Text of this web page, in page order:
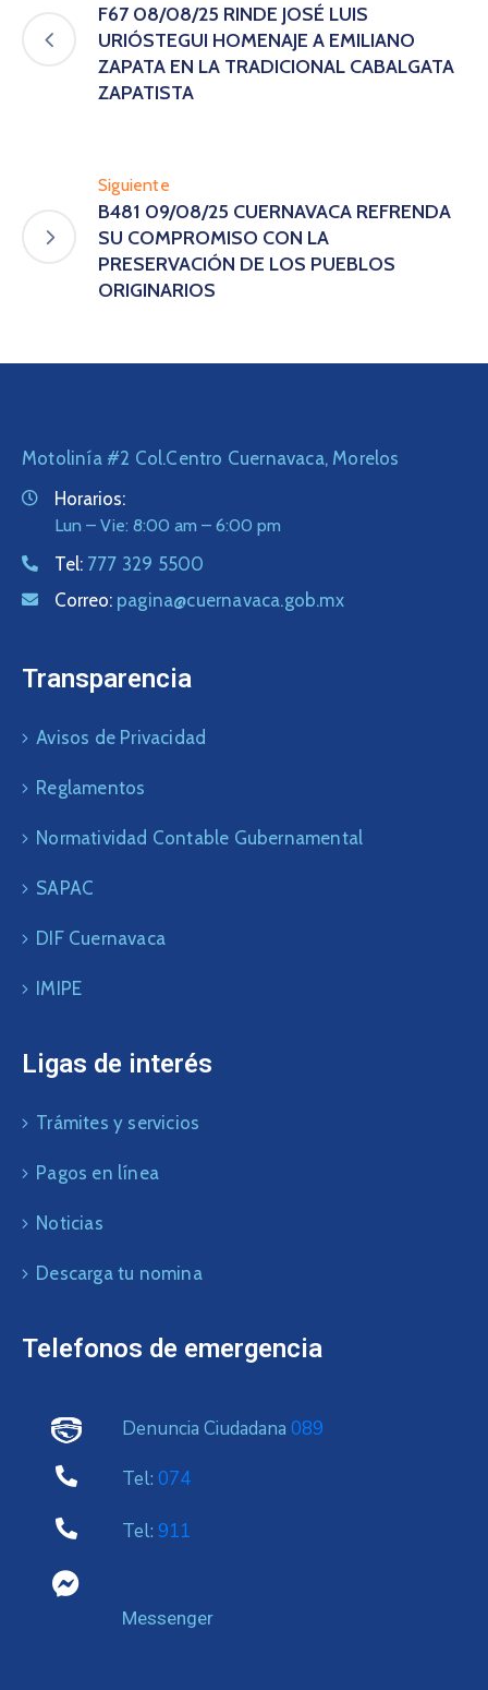
F67 08/08/25 RINDE JOSÉ LUIS
URIÓSTEGUI HOMENAJE A EMILIANO
ZAPATA EN LA TRADICIONAL CABALGATA
ZAPATISTA
Siguiente
B481 09/08/25 CUERNAVACA REFRENDA
SU COMPROMISO CON LA
PRESERVACIÓN DE LOS PUEBLOS
ORIGINARIOS
Motolinía #2 Col.Centro Cuernavaca, Morelos
Horarios:
Lun – Vie: 8:00 am – 6:00 pm
Tel: 777 329 5500
Correo: pagina@cuernavaca.gob.mx
Transparencia
Avisos de Privacidad
Reglamentos
Normatividad Contable Gubernamental
SAPAC
DIF Cuernavaca
IMIPE
Ligas de interés
Trámites y servicios
Pagos en línea
Noticias
Descarga tu nomina
Telefonos de emergencia
Denuncia Ciudadana 089
Tel: 074
Tel: 911
Messenger